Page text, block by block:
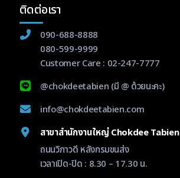
ติดต่อเรา
090-688-8888
080-599-9999
Customer Care : 02-247-7777
@chokdeetabien (มี @ ด้วยนะคะ)
info@chokdeetabien.com
สาขาสำนักงานใหญ่ Chokdee Tabien
ถนนวิภาวดี หลังกรมขนส่ง
เวลาเปิด-ปิด : 8.30 – 17.30 น.